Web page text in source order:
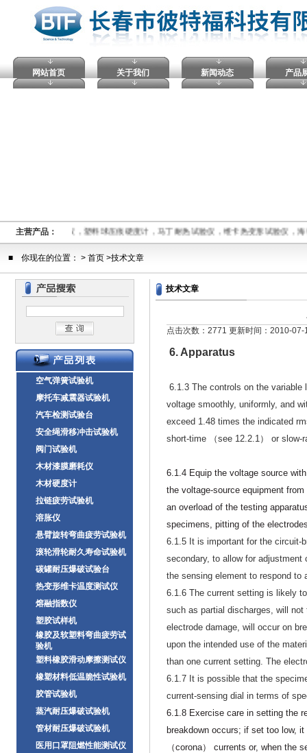
网站首页 关于我们 新闻动态 产品
主营产品：
仪,电压击穿试验仪，塑料球压痕硬度计，马丁耐热试验仪，维卡热变形试验仪，
■ 你现在的位置： > 首页 >技术文章
空气弹簧试验机
摩托车减震器试验机
汽车检测试验台
安全绳滑移冲击试验机
阀门试验机
木材漆膜磨耗仪
木材硬度计
拉链疲劳试验机
溶胀仪
悬臂旋转弯曲疲劳试验机
滚轮滑轮耐久寿命试验机
碳罐耐压爆破试验台
热变形维卡温度测试仪
熔融指数仪
塑胶试样机
橡胶及软塑料弯曲疲劳试
验机
塑料橡胶滑动摩擦测试仪
橡塑材料低温脆性试验机
胶管试验机
蒸汽耐压爆破试验机
管材耐压爆破试验机
医用口罩阻燃性能测试仪
技术文章
点击次数：2771 更新时间：2010-07-
6. Apparatus
6.1.3 The controls on the
voltage smoothly, uniformly, and
exceed 1.48 times the indicated
short-time （see 12.2.1） or
6.1.4 Equip the voltage source
the voltage-source equipment from
an overload of the testing
specimens, pitting of the
6.1.5 It is important for the circuit-
secondary, to allow for
the sensing element to respond to
6.1.6 The current setting is likely
such as partial discharges, will
electrode damage, will occur on
upon the intended use of the
than one current setting. The
6.1.7 It is possible that the
current-sensing dial in terms of
6.1.8 Exercise care in setting the
breakdown occurs; if set too low,
（corona） currents or, when the